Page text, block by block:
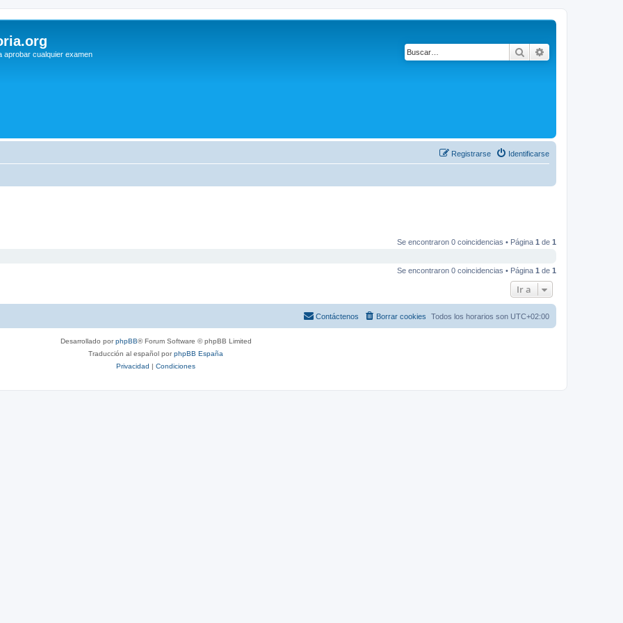
aprobar cualquier examen Buscar
Identificarse
Registrarse
Se encontraron 0 coincidencias • Página 1 de 1
Se encontraron 0 coincidencias • Página 1 de 1
Ir a
Todos los horarios son UTC+02:00
Borrar cookies
Contáctenos
Desarrollado porphpBB® Forum Software © phpBB Limited
Traducción al español porphpBB España
Privacidad | Condiciones